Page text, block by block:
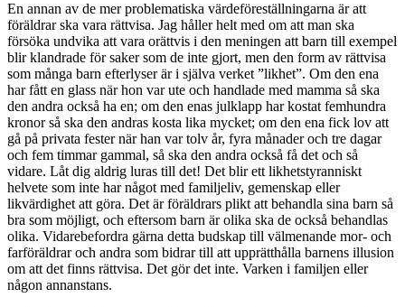
En annan av de mer problematiska värdeföreställningarna är att
föräldrar ska vara rättvisa. Jag håller helt med om att man ska
försöka undvika att vara orättvis i den meningen att barn till exempel
blir klandrade för saker som de inte gjort, men den form av rättvisa
som många barn efterlyser är i själva verket ”likhet”. Om den ena
har fått en glass när hon var ute och handlade med mamma så ska
den andra också ha en; om den enas julklapp har kostat femhundra
kronor så ska den andras kosta lika mycket; om den ena fick lov att
gå på privata fester när han var tolv år, fyra månader och tre dagar
och fem timmar gammal, så ska den andra också få det och så
vidare. Låt dig aldrig luras till det! Det blir ett likhetstyranniskt
helvete som inte har något med familjeliv, gemenskap eller
likvärdighet att göra. Det är föräldrars plikt att behandla sina barn så
bra som möjligt, och eftersom barn är olika ska de också behandlas
olika. Vidarebefordra gärna detta budskap till välmenande mor- och
farföräldrar och andra som bidrar till att upprätthålla barnens illusion
om att det finns rättvisa. Det gör det inte. Varken i familjen eller
någon annanstans.